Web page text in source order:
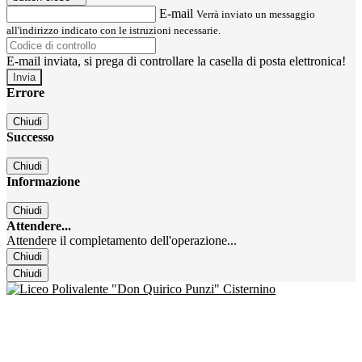
E-mail Verrà inviato un messaggio
all'indirizzo indicato con le istruzioni necessarie.
E-mail inviata, si prega di controllare la casella di posta elettronica!
Errore
Chiudi
Successo
Chiudi
Informazione
Chiudi
Attendere...
Attendere il completamento dell'operazione...
Chiudi
Chiudi